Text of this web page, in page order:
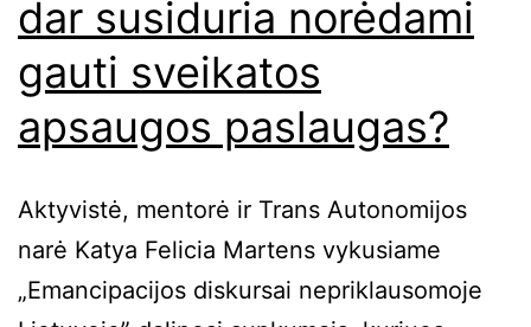
dar susiduria norėdami
gauti sveikatos
apsaugos paslaugas?
Aktyvistė, mentorė ir Trans Autonomijos
narė Katya Felicia Martens vykusiame
„Emancipacijos diskursai nepriklausomoje